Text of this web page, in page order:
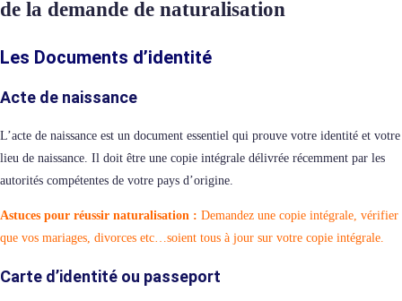
de la demande de naturalisation
Les Documents d’identité
Acte de naissance
L’acte de naissance est un document essentiel qui prouve votre identité et votre
lieu de naissance. Il doit être une copie intégrale délivrée récemment par les
autorités compétentes de votre pays d’origine.
Astuces pour réussir naturalisation : Demandez une copie intégrale, vérifier
que vos mariages, divorces etc…soient tous à jour sur votre copie intégrale.
Carte d’identité ou passeport